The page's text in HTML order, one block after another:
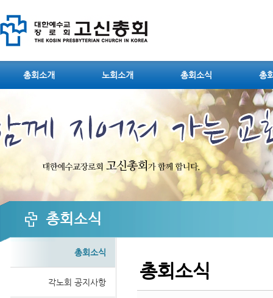
총회소개 노회소개 총회소식 총
총회소식
총회소식
각노회 공지사항
총회소식
Sketchbook5, 스케치북5
Sketchbook5, 스케치북5